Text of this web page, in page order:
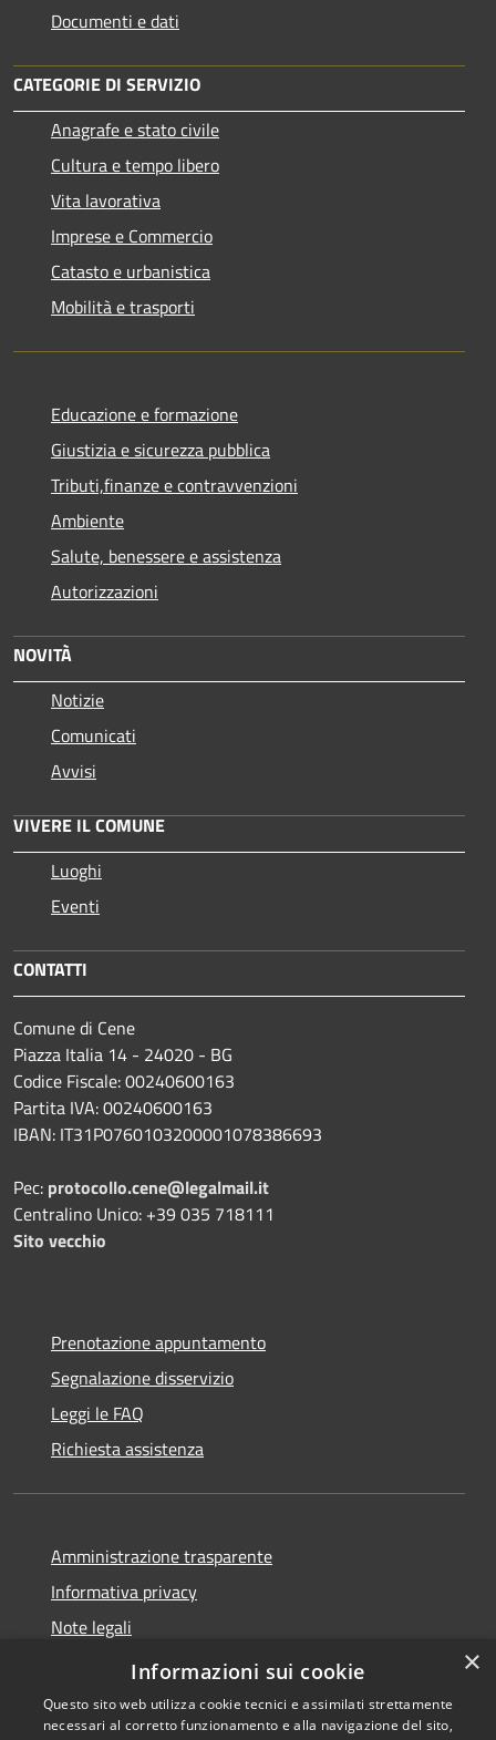
Documenti e dati
CATEGORIE DI SERVIZIO
Anagrafe e stato civile
Cultura e tempo libero
Vita lavorativa
Imprese e Commercio
Catasto e urbanistica
Mobilità e trasporti
Educazione e formazione
Giustizia e sicurezza pubblica
Tributi,finanze e contravvenzioni
Ambiente
Salute, benessere e assistenza
Autorizzazioni
NOVITÀ
Notizie
Comunicati
Avvisi
VIVERE IL COMUNE
Luoghi
Eventi
CONTATTI
Comune di Cene
Piazza Italia 14 - 24020 - BG
Codice Fiscale: 00240600163
Partita IVA: 00240600163
IBAN: IT31P0760103200001078386693
Pec: protocollo.cene@legalmail.it
Centralino Unico: +39 035 718111
Sito vecchio
Prenotazione appuntamento
Segnalazione disservizio
Leggi le FAQ
Richiesta assistenza
Amministrazione trasparente
Informativa privacy
Note legali
Dichiarazione di accessibilità
×
Informazioni sui cookie
Questo sito web utilizza cookie tecnici e assimilati strettamente
necessari al corretto funzionamento e alla navigazione del sito,